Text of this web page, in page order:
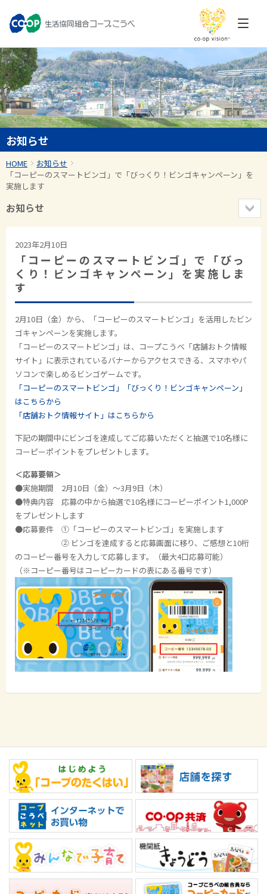
お知らせ
HOME
お知らせ
「コーピーのスマートビンゴ」で「びっくり！ビンゴキャンペーン」を
実施します
お知らせ
2023年2月10日
「コーピーのスマートビンゴ」で「びっ
くり！ビンゴキャンペーン」を実施しま
す
2月10日（金）から、「コーピーのスマートビンゴ」を活用したビン
ゴキャンペーンを実施します。
「コーピーのスマートビンゴ」は、コープこうべ 「店舗おトク情報
サイト」に表示されているバナーからアクセスできる、 スマホやパ
ソコンで楽しめるビンゴゲームです。
「コーピーのスマートビンゴ」「びっくり！ビンゴキャンペーン」
はこちらから
「店舗おトク情報サイト」はこちらから
下記の期間中にビンゴを達成してご応募いただくと抽選で10名様に
コーピーポイントをプレゼントします。
＜応募要領＞
●実施期間 2月10日（金）～3月9日（木）
●特典内容 応募の中から抽選で10名様にコーピーポイント1,000P
をプレゼントします
●応募要件 ①「コーピーのスマートビンゴ」を実施します
② ビンゴを達成すると応募画面に移り、ご感想と10桁
のコーピー番号を入力して応募します。（最大4口応募可能）
（※コーピー番号はコーピーカードの表にある番号です）